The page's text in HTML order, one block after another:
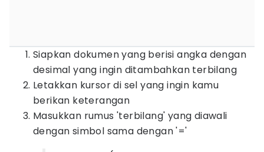
Siapkan dokumen yang berisi angka dengan
desimal yang ingin ditambahkan terbilang
Letakkan kursor di sel yang ingin kamu
berikan keterangan
Masukkan rumus 'terbilang' yang diawali
dengan simbol sama dengan '='